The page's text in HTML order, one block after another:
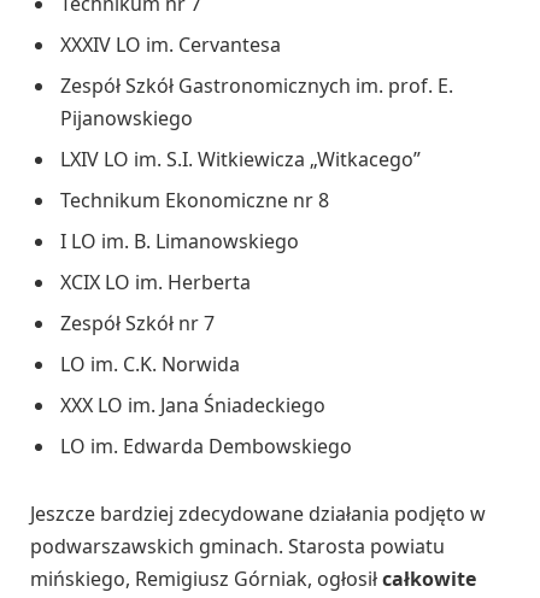
XXXIV LO im. Cervantesa
Zespół Szkół Gastronomicznych im. prof. E.
Pijanowskiego
LXIV LO im. S.I. Witkiewicza „Witkacego”
Technikum Ekonomiczne nr 8
I LO im. B. Limanowskiego
XCIX LO im. Herberta
Zespół Szkół nr 7
LO im. C.K. Norwida
XXX LO im. Jana Śniadeckiego
LO im. Edwarda Dembowskiego
Jeszcze bardziej zdecydowane działania podjęto w
podwarszawskich gminach. Starosta powiatu
mińskiego, Remigiusz Górniak, ogłosiłcałkowite